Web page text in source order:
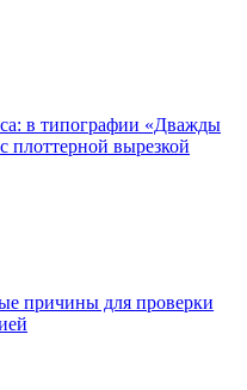
в типографии «Дважды
плоттерной вырезкой
причины для проверки